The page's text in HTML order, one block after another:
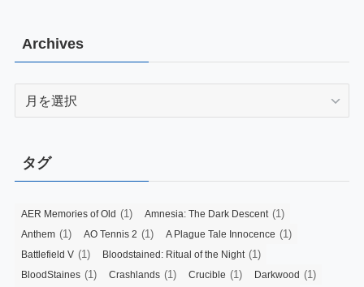
Archives
Archives
タグ
AER Memories of Old (1) Amnesia: The Dark Descent (1)
Anthem (1) AO Tennis 2 (1) A Plague Tale Innocence (1)
Battlefield V (1) Bloodstained: Ritual of the Night (1)
BloodStaines (1) Crashlands (1) Crucible (1) Darkwood (1)